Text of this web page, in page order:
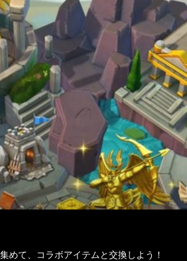
めて、コラボアイテムと交換しよう！